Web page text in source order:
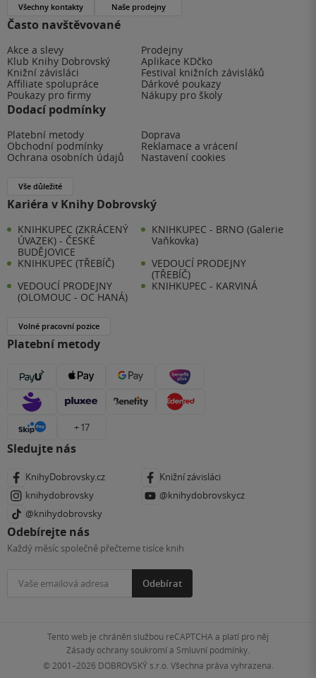
Často navštěvované
Akce a slevy
Prodejny
Klub Knihy Dobrovský
Aplikace KDčko
Knižní závisláci
Festival knižních závisláků
Affiliate spolupráce
Dárkové poukazy
Poukazy pro firmy
Nákupy pro školy
Dodací podmínky
Platební metody
Doprava
Obchodní podmínky
Reklamace a vrácení
Ochrana osobních údajů
Nastavení cookies
Vše důležité
Kariéra v Knihy Dobrovský
KNIHKUPEC (ZKRÁCENÝ
ÚVAZEK) - ČESKÉ
BUDĚJOVICE
KNIHKUPEC - BRNO (Galerie
Vaňkovka)
KNIHKUPEC (TŘEBÍČ)
VEDOUCÍ PRODEJNY
(TŘEBÍČ)
VEDOUCÍ PRODEJNY
(OLOMOUC - OC HANÁ)
KNIHKUPEC - KARVINÁ
Volné pracovní pozice
Platební metody
+ 17
Sledujte nás
KnihyDobrovsky.cz
Knižní závisláci
knihydobrovsky
@knihydobrovskycz
@knihydobrovsky
Odebírejte nás
Každý měsíc společně přečteme tisíce knih
Odebírat
Všechny kontakty Naše prodejny
Tento web je chráněn službou reCAPTCHA a platí pro něj
Zásady ochrany soukromía Smluvní podmínky
© 2001–2026 DOBROVSKÝ s.r.o. Všechna práva vyhrazena.